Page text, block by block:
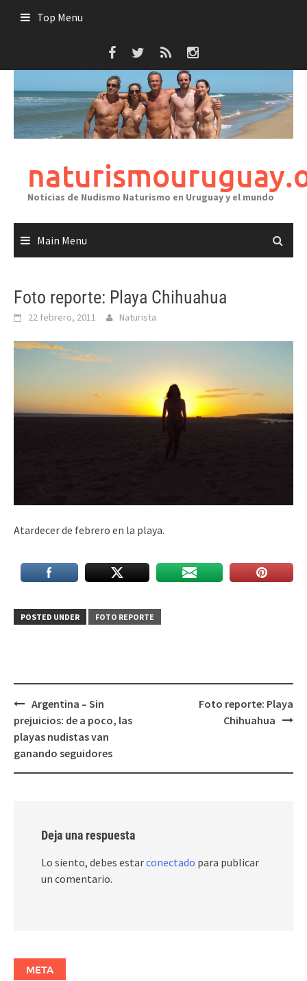
Top Menu
Noticias de Nudismo Naturismo en Uruguay y el mundo
Main Menu
Foto reporte: Playa Chihuahua
22 febrero, 2011 Naturista
Atardecer de febrero en la playa.
POSTED UNDER FOTO REPORTE
Post
navigation
Argentina – Sin
prejuicios: de a poco, las
playas nudistas van
ganando seguidores
Foto reporte: Playa
Chihuahua
Deja una respuesta
Lo siento, debes estarconectado para publicar
un comentario.
META